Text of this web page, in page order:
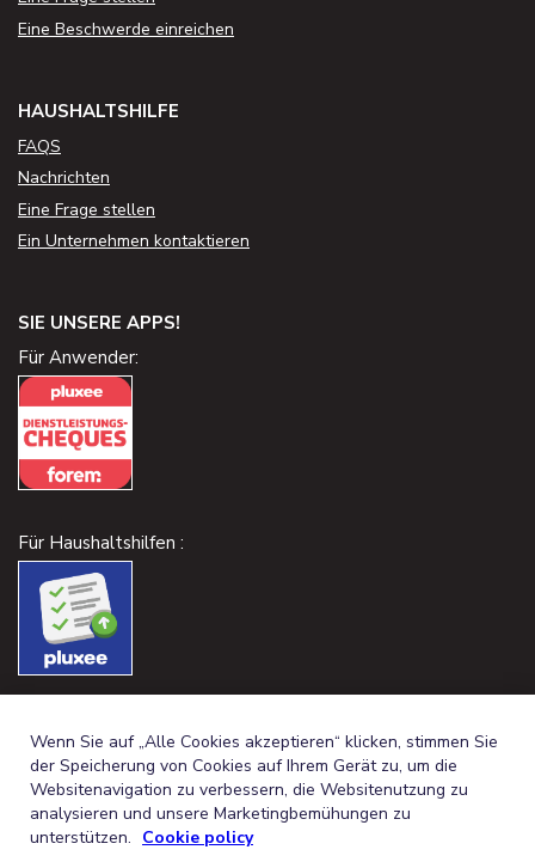
Eine Beschwerde einreichen
HAUSHALTSHILFE
FAQS
Nachrichten
Eine Frage stellen
Ein Unternehmen kontaktieren
SIE UNSERE APPS!
Für Anwender:
Für Haushaltshilfen :
Wenn Sie auf „Alle Cookies akzeptieren“ klicken, stimmen Sie
der Speicherung von Cookies auf Ihrem Gerät zu, um die
Websitenavigation zu verbessern, die Websitenutzung zu
analysieren und unsere Marketingbemühungen zu
unterstützen. Cookie policy